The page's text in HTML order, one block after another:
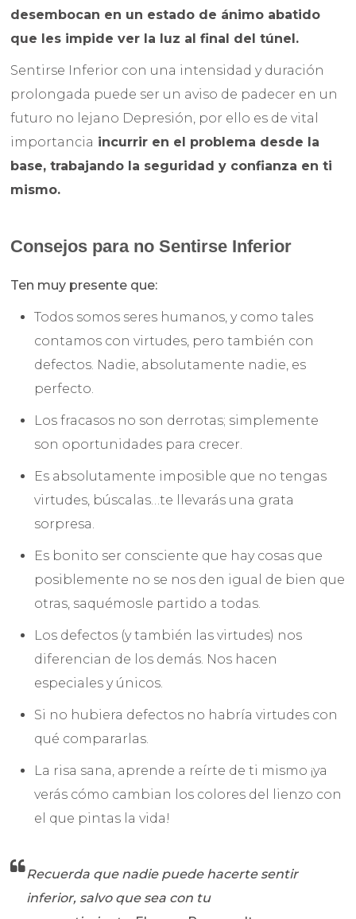
desembocan en un estado de ánimo abatido
que les impide ver la luz al final del túnel.
Sentirse Inferior con una intensidad y duración
prolongada puede ser un aviso de padecer en un
futuro no lejano Depresión, por ello es de vital
importancia incurrir en el problema desde la
base, trabajando la seguridad y confianza en ti
mismo.
Consejos para no Sentirse Inferior
Ten muy presente que:
Todos somos seres humanos, y como tales
contamos con virtudes, pero también con
defectos. Nadie, absolutamente nadie, es
perfecto.
Los fracasos no son derrotas; simplemente
son oportunidades para crecer.
Es absolutamente imposible que no tengas
virtudes, búscalas…te llevarás una grata
sorpresa.
Es bonito ser consciente que hay cosas que
posiblemente no se nos den igual de bien que
otras, saquémosle partido a todas.
Los defectos (y también las virtudes) nos
diferencian de los demás. Nos hacen
especiales y únicos.
Si no hubiera defectos no habría virtudes con
qué compararlas.
La risa sana, aprende a reírte de ti mismo ¡ya
verás cómo cambian los colores del lienzo con
el que pintas la vida!
Recuerda que nadie puede hacerte sentir
inferior, salvo que sea con tu